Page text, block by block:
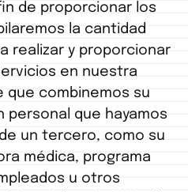
de proporcionar los
la cantidad
realizar y proporcionar
en nuestra
que combinemos su
personal que hayamos
un tercero, como su
médica, programa
u otros